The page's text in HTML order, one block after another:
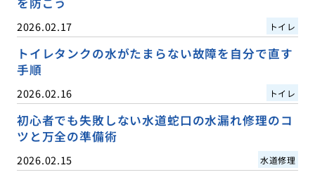
2026.02.17 トイレ
トイレタンクの水がたまらない故障を自分で直す
手順
2026.02.16 トイレ
初心者でも失敗しない水道蛇口の水漏れ修理のコ
ツと万全の準備術
2026.02.15 水道修理